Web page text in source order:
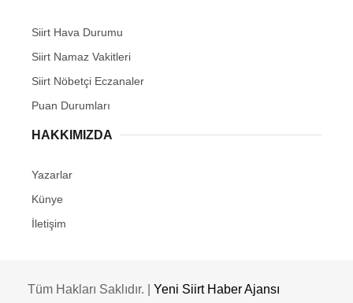
Siirt Hava Durumu
Siirt Namaz Vakitleri
Siirt Nöbetçi Eczanaler
Puan Durumları
HAKKIMIZDA
Yazarlar
Künye
İletişim
Tüm Hakları Saklıdır. | Yeni Siirt Haber Ajansı